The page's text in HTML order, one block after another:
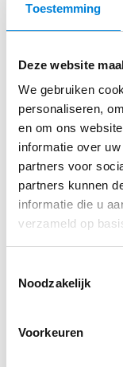
Toestemming
Deze website
We gebruiken
personaliseren,
en om ons
informatie over
partners voor
partners kunnen
informatie die u
verzameld op
Noodzakelijk
Voorkeuren
Uitvoerder
Heb jij een
elektrotechniek
werken…
Lees dit artikel